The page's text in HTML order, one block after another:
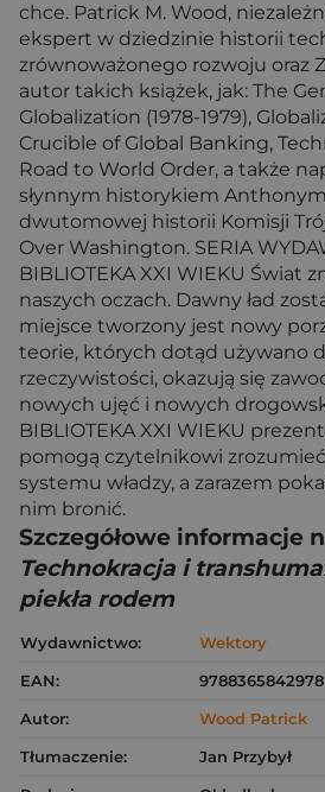
chce. Patrick M. Wood,
ekspert w dziedzinie historii
zrównoważonego rozwoju oraz
autor takich książek, jak: The
Globalization (1978-1979),
Crucible of Global Banking,
Road to World Order, a także
słynnym historykiem
dwutomowej historii Komisji
Over Washington. SERIA
BIBLIOTEKA XXI WIEKU Świat
naszych oczach. Dawny ład
miejsce tworzony jest nowy
teorie, których dotąd używano
rzeczywistości, okazują się
nowych ujęć i nowych
BIBLIOTEKA XXI WIEKU
pomogą czytelnikowi
systemu władzy, a zarazem
nim bronić.
Szczegółowe informacje
Technokracja i
piekła rodem
Wydawnictwo:
Wektory
EAN:
9788365842978
Autor:
Wood Patrick
Tłumaczenie:
Jan Przybył